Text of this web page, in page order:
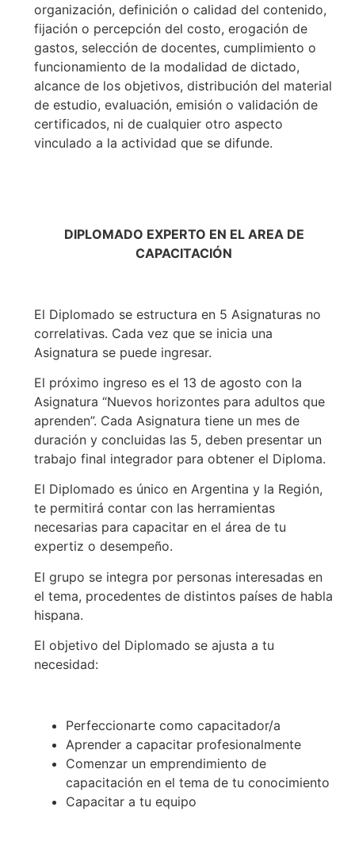
organización, definición o calidad del contenido,
fijación o percepción del costo, erogación de
gastos, selección de docentes, cumplimiento o
funcionamiento de la modalidad de dictado,
alcance de los objetivos, distribución del material
de estudio, evaluación, emisión o validación de
certificados, ni de cualquier otro aspecto
vinculado a la actividad que se difunde.
DIPLOMADO EXPERTO EN EL AREA DE
CAPACITACIÓN
El Diplomado se estructura en 5 Asignaturas no
correlativas. Cada vez que se inicia una
Asignatura se puede ingresar.
El próximo ingreso es el 13 de agosto con la
Asignatura “Nuevos horizontes para adultos que
aprenden”. Cada Asignatura tiene un mes de
duración y concluidas las 5, deben presentar un
trabajo final integrador para obtener el Diploma.
El Diplomado es único en Argentina y la Región,
te permitirá contar con las herramientas
necesarias para capacitar en el área de tu
expertiz o desempeño.
El grupo se integra por personas interesadas en
el tema, procedentes de distintos países de habla
hispana.
El objetivo del Diplomado se ajusta a tu
necesidad:
Perfeccionarte como capacitador/a
Aprender a capacitar profesionalmente
Comenzar un emprendimiento de
capacitación en el tema de tu conocimiento
Capacitar a tu equipo